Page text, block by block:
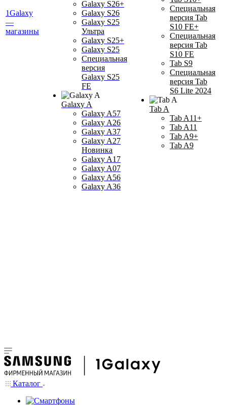
1Galaxy
—
магазины
Galaxy S26+
Galaxy S26
Galaxy S25
Ультра
Galaxy S25+
Galaxy S25
Специальная
версия
Galaxy S25
FE
Galaxy A
Galaxy A57
Galaxy A26
Galaxy A37
Galaxy A27
Новинка
Galaxy A17
Galaxy A07
Galaxy A56
Galaxy A36
Специальная
версия Tab
S10 FE+
Специальная
версия Tab
S10 FE
Tab S9
Специальная
версия Tab
S6 Lite 2024
Tab A
Tab A11+
Tab A11
Tab A9+
Tab A9
Каталог